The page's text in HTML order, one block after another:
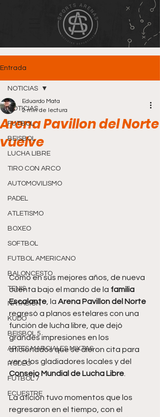
Entrada
NOTICIAS
FUTBOL
BEISBOL
LUCHA LIBRE
TIRO CON ARCO
AUTOMOVILISMO
PADEL
ATLETISMO
BOXEO
SOFTBOL
FUTBOL AMERICANO
BALONCESTO
TENIS
NATACIÓN
KUDO
BEISBOL 5
ARTES MARCIALES MIXTAS
RODEO
FUTBOL 7
ECUESTRE
NOTICIAS
Arena Pavillon del Norte
vuelve
Eduardo Mata
2 min de lectura
Como en sus mejores años, de nueva
cuenta bajo el mando de la familia
Escalante , la Arena Pavillon del Norte
regresó a planos estelares con una
función de lucha libre, que dejó
grandes impresiones en los
aficionados que se dieron cita para
ver a los gladiadores locales y del
Consejo Mundial de Lucha Libre
La afición tuvo momentos que los
regresaron en el tiempo, con el